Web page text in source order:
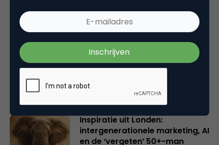
Creatieve sector als aanjager
van innovatie en ontsluiter en
verbinder van industrieën
belangrijker en urgenter dan
Inspiratie uit Londen:
intergenerationele marketing, AI
en de ‘vergeten’ 50+-man